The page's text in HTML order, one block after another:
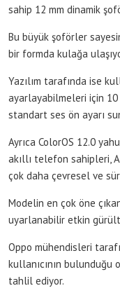
sahip 12 mm dinamik
Bu büyük şoförler
bir formda kulağa
Yazılım tarafında ise
ayarlayabilmeleri için
standart ses ön ayarı
Ayrıca ColorOS 12.0
akıllı telefon sahipleri,
çok daha çevresel ve
Modelin en çok öne
uyarlanabilir etkin
Oppo mühendisleri
kullanıcının
tahlil ediyor.